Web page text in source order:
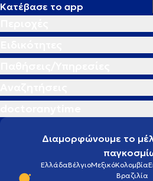
Κατέβασε το app
Διαμορφώνουμε το
ΕλλάδαΒέλγιοΜεξικόΚολομβία
Βραζιλία